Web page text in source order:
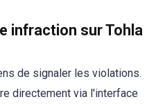
infraction sur Tohla
de signaler les violations.
directement via l'interface